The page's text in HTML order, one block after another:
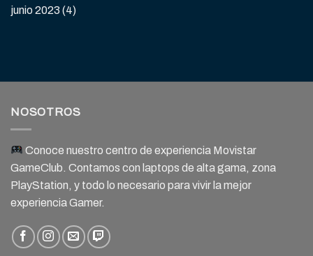
junio 2023 (4)
NOSOTROS
Conoce nuestro centro de experiencia Movistar
GameClub. Contamos con laptops de alta gama, zona
PlayStation, y todo lo necesario para vivir la mejor
experiencia Gamer.